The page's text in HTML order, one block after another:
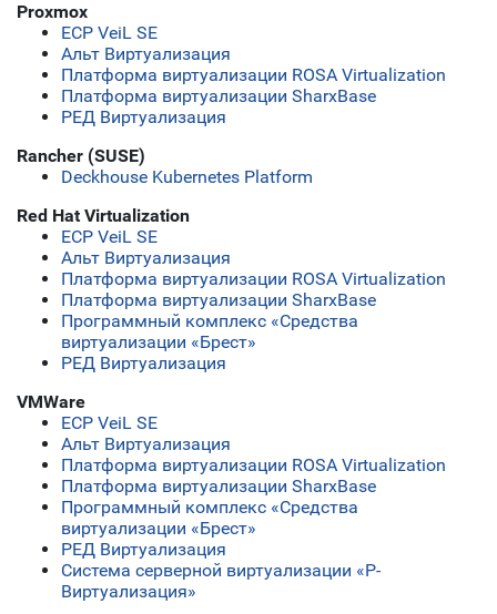
Proxmox
ECP VeiL SE
Альт Виртуализация
Платформа виртуализации ROSA Virtualization
Платформа виртуализации SharxBase
РЕД Виртуализация
Rancher (SUSE)
Deckhouse Kubernetes Platform
Red Hat Virtualization
ECP VeiL SE
Альт Виртуализация
Платформа виртуализации ROSA Virtualization
Платформа виртуализации SharxBase
Программный комплекс «Средства
виртуализации «Брест»
РЕД Виртуализация
VMWare
ECP VeiL SE
Альт Виртуализация
Платформа виртуализации ROSA Virtualization
Платформа виртуализации SharxBase
Программный комплекс «Средства
виртуализации «Брест»
РЕД Виртуализация
Система серверной виртуализации «Р-
Виртуализация»